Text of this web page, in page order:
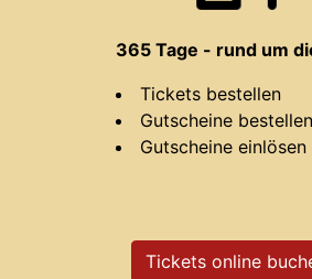
365 Tage - rund um
Tickets bestellen
Gutscheine bestellen
Gutscheine einlösen
Tickets online